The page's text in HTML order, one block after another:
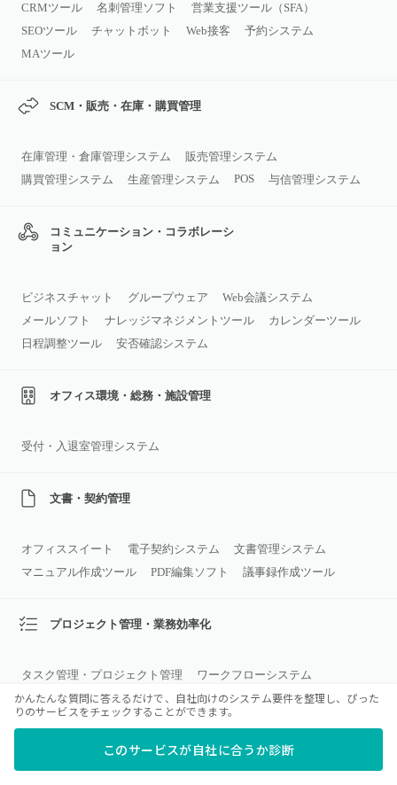
CRMツール 名刺管理ソフト
営業支援ツール（SFA）
SEOツール
チャットボット Web接客
予約システム
MAツール
SCM・販売・在庫・購買管理
在庫管理・倉庫管理システム
販売管理システム
購買管理システム
生産管理システム POS 与信管理システム
コミュニケーション・コラボレーシ
ョン
ビジネスチャット グループウェア
Web会議システム
メールソフト
ナレッジマネジメントツール
カレンダーツール
日程調整ツール
安否確認システム
オフィス環境・総務・施設管理
受付・入退室管理システム
文書・契約管理
オフィススイート 電子契約システム
文書管理システム
マニュアル作成ツール
PDF編集ソフト 議事録作成ツール
プロジェクト管理・業務効率化
タスク管理・プロジェクト管理
ワークフローシステム
OCRソフト
RPA
Web／ECサイト構築
かんたんな質問に答えるだけで、自社向けのシステム要件を整理し、ぴった
りのサービスをチェックすることができます。
このサービスが自社に合うか診断